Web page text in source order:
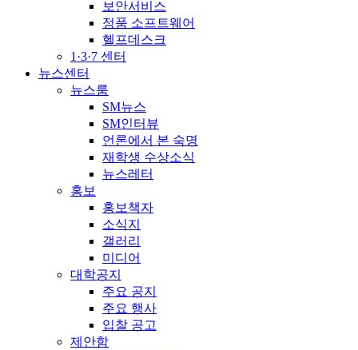
보안서비스
정품 소프트웨어
헬프데스크
1·3·7 센터
뉴스센터
뉴스룸
SM뉴스
SM인터뷰
언론에서 본 숙명
재학생 수상소식
뉴스레터
홍보
홍보책자
소식지
갤러리
미디어
대학공지
주요 공지
주요 행사
입찰 공고
제안함